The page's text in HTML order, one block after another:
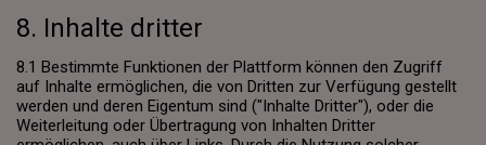
8. Inhalte dritter
8.1 Bestimmte Funktionen der Plattform können den Zugriff
auf Inhalte ermöglichen, die von Dritten zur Verfügung gestellt
werden und deren Eigentum sind ("Inhalte Dritter"), oder die
Weiterleitung oder Übertragung von Inhalten Dritter